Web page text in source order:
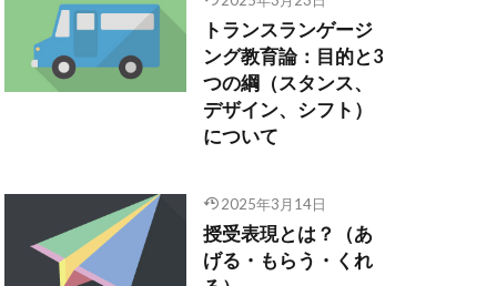
トランスランゲージ
ング教育論：目的と3
つの綱（スタンス、
デザイン、シフト）
について
2025年3月14日
授受表現とは？（あ
げる・もらう・くれ